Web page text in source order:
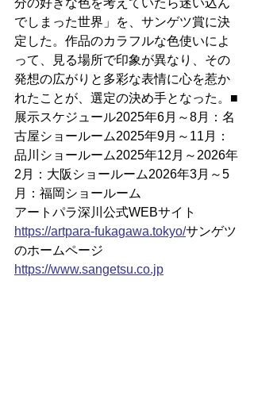
分の好きな色を考えていたら迷い込ん
でしまった世界」を、サンゲツ賞に決
定した。作品のカラフルな色使いによ
って、見る場所で印象が異なり、その
発想の広がりと多彩な表情に心を惹か
れたことが、選定の決め手となった。■
展示スケジュール2025年6月～8月：名
古屋ショールーム2025年9月～11月：
品川ショールーム2025年12月～2026年
2月：大阪ショールーム2026年3月～5
月：福岡ショールーム
アートパラ深川公式WEBサイト
https://artpara-fukagawa.tokyo/サンゲツ
のホームページ
https://www.sangetsu.co.jp